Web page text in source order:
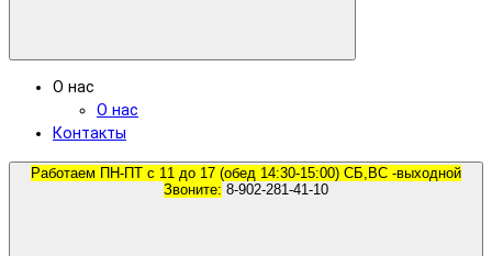
О нас
О нас
Контакты
Работаем ПН-ПТ с 11 до 17 (обед 14:30-15:00) СБ,ВС -выходной
Звоните: